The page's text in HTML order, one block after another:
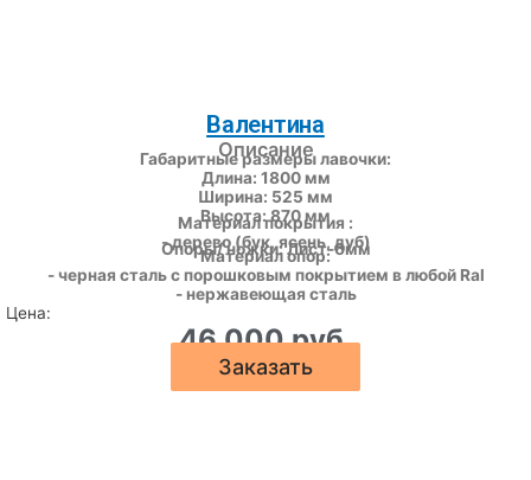
Валентина
Описание
Габаритные размеры лавочки:
Длина: 1800 мм
Ширина: 525 мм
Высота: 870 мм
Материал покрытия :
- дерево (бук, ясень, дуб)
Опоры/ ножки: Лист-6мм
Материал опор:
- черная сталь с порошковым покрытием в любой Ral
- нержавеющая сталь
Цена:
46 000 руб.
Заказать